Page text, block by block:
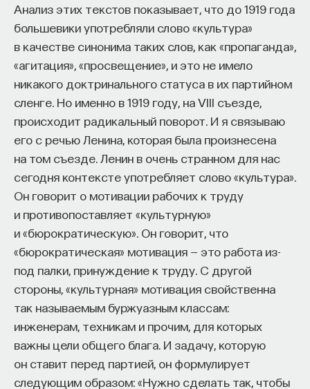
Анализ этих текстов показывает, что до 1919 года
большевики употребляли слово «культура»
в качестве синонима таких слов, как «пропаганда»,
«агитация», «просвещение», и это не имело
никакого доктринального статуса в их партийном
сленге. Но именно в 1919 году, на VIII съезде,
происходит радикальный поворот. И я связываю
его с речью Ленина, которая была произнесена
на том съезде. Ленин в очень странном для нас
сегодня контексте употребляет слово «культура».
Он говорит о мотивации рабочих к труду
и противопоставляет «культурную»
и «бюрократическую». Он говорит, что
«бюрократическая» мотивация — это работа из-
под палки, принуждение к труду. С другой
стороны, «культурная» мотивация свойственна
так называемым буржуазным классам:
инженерам, техникам и прочим, для которых
важны цели общего блага. И задачу, которую
он ставит перед партией, он формулирует
следующим образом: «Нужно сделать так, чтобы
решая, как поступить, будет твердо помнить, что
его действия не имеют влияния на грядущие
события. Такой человек вряд ли будет проводить
время в размышлениях о будущем или попытках
его изменить. Придерживающийся же второй
разновидности фатализма занимает аналогичную
позицию по отношению к прошедшим событиям.
Принимая решения, он будет помнить, что
не способен изменить прошлого. Такому
фаталисту нет дела до спекуляций о том, что
прошлое могло сложиться иначе.
Когда стоики отстаивают фатализм, вероятно,
они имеют в виду его ограниченную версию.
Точнее говоря, призывают быть фаталистами
в отношении прошлого — твердо помнить, что его
не изменить. Ни один стоик не посоветует
матери больного ребенка быть фаталисткой
в отношении будущего: она обязана приложить
усилия, чтобы выходить его (пусть даже Мойры
уже решили, жить ему или умереть). Но если